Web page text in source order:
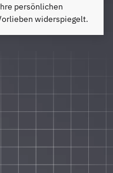
persönlichen
widerspiegelt.